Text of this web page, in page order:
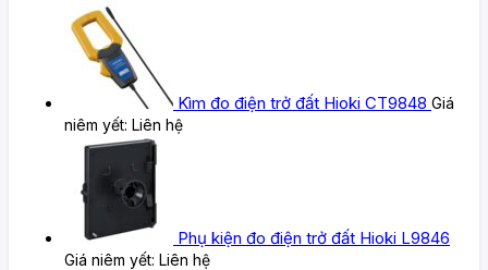
Kìm đo điện trở đất Hioki CT9848 Giá
niêm yết: Liên hệ
Phụ kiện đo điện trở đất Hioki L9846
Giá niêm yết: Liên hệ